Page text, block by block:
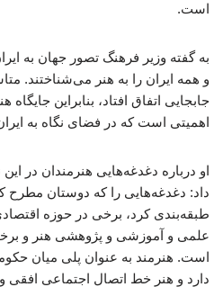
است.
به گفته وزیر فرهنگ تصور جهان به
و همه ایران را به هنر می‌شناختند.
جابجایی اتفاق افتاد، بنابراین جایگاه
اهمیتی است که در فضای نگاه به
او درباره دغدغه‌هایی هنرمندان در
داد: دغدغه‌هایی را که دوستان مطرح
طبقه‌بندی کرد، برخی در حوزه
علمی و آموزشی و پژوهشی هنر و
است. هنرمند به عنوان پلی میان
دارد و هنر خط اتصال اجتماعی افقی